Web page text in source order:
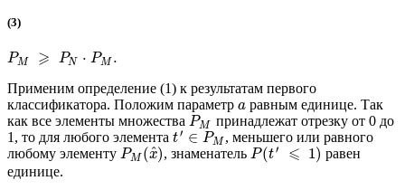
(3)
PM ⩾ PN ⋅ PM .
Применим определение (1) к результатам первого
классификатора. Положим параметр a равным единице. Так
как все элементы множества PM
принадлежат отрезку от 0 до
1, то для любого элемента t′ ∈ PM , меньшего или равного
любому элементу PM (x
^), знаменательP(t′ ⩽ 1) равен
единице.